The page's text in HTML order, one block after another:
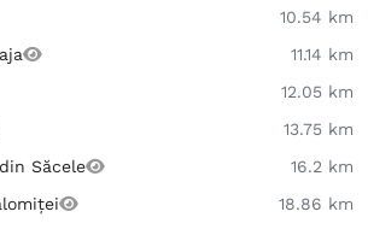
10.54 km
11.14 km
12.05 km
13.75 km
Săcele
16.2 km
18.86 km